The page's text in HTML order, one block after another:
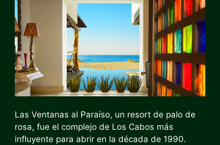
Las Ventanas al Paraíso, un resort de palo de
rosa, fue el complejo de Los Cabos más
influyente para abrir en la década de 1990.